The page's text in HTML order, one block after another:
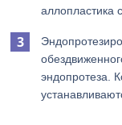
аллопластика
эндопротеза.